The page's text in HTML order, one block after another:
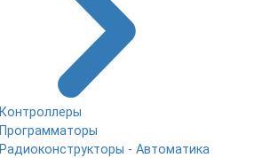
Контроллеры
Программаторы
Радиоконструкторы - Автоматика